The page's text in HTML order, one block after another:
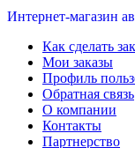
Интернет-магазин
Как сделать
Мои заказы
Профиль
Обратная связь
О компании
Контакты
Партнерство